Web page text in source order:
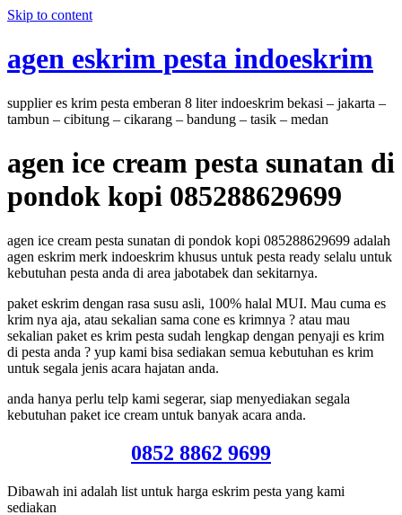
Skip to content
agen eskrim pesta indoeskrim
supplier es krim pesta emberan 8 liter indoeskrim bekasi – jakarta –
tambun – cibitung – cikarang – bandung – tasik – medan
agen ice cream pesta sunatan di
pondok kopi 085288629699
agen ice cream pesta sunatan di pondok kopi 085288629699 adalah
agen eskrim merk indoeskrim khusus untuk pesta ready selalu untuk
kebutuhan pesta anda di area jabotabek dan sekitarnya.
paket eskrim dengan rasa susu asli, 100% halal MUI. Mau cuma es
krim nya aja, atau sekalian sama cone es krimnya ? atau mau
sekalian paket es krim pesta sudah lengkap dengan penyaji es krim
di pesta anda ? yup kami bisa sediakan semua kebutuhan es krim
untuk segala jenis acara hajatan anda.
anda hanya perlu telp kami segerar, siap menyediakan segala
kebutuhan paket ice cream untuk banyak acara anda.
0852 8862 9699
Dibawah ini adalah list untuk harga eskrim pesta yang kami
sediakan